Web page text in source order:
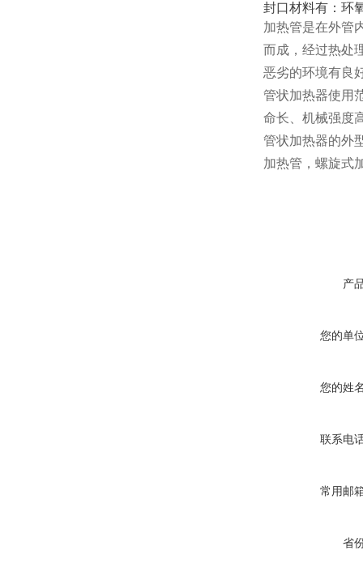
封口材料有：环
加热管是在外管
而成，经过热处
恶劣的环境有良
管状加热器使用
命长、机械强度
管状加热器的外
加热管，螺旋式
产
您的单
您的姓
联系电
常用邮
省